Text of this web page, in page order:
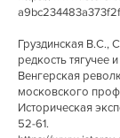
Груздинская В.С.,
редкость тягучее
Венгерская
московского
Историческая
52-61.